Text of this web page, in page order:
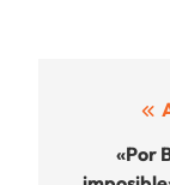
«Por